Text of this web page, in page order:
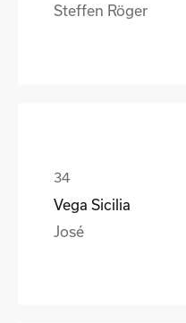
Steffen Röger
Vega Sicilia
José